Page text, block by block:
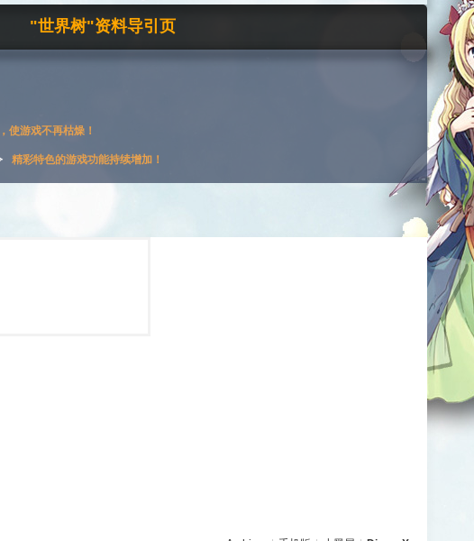
"世界树"资料导引页
使游戏不再枯燥！
精彩特色的游戏功能持续增加！